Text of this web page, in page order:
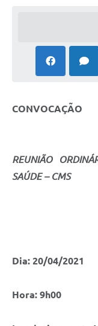
CONVOCAÇÃO
REUNIÃO
SAÚDE – CMS
Dia: 20/04/2021
Hora: 9h00